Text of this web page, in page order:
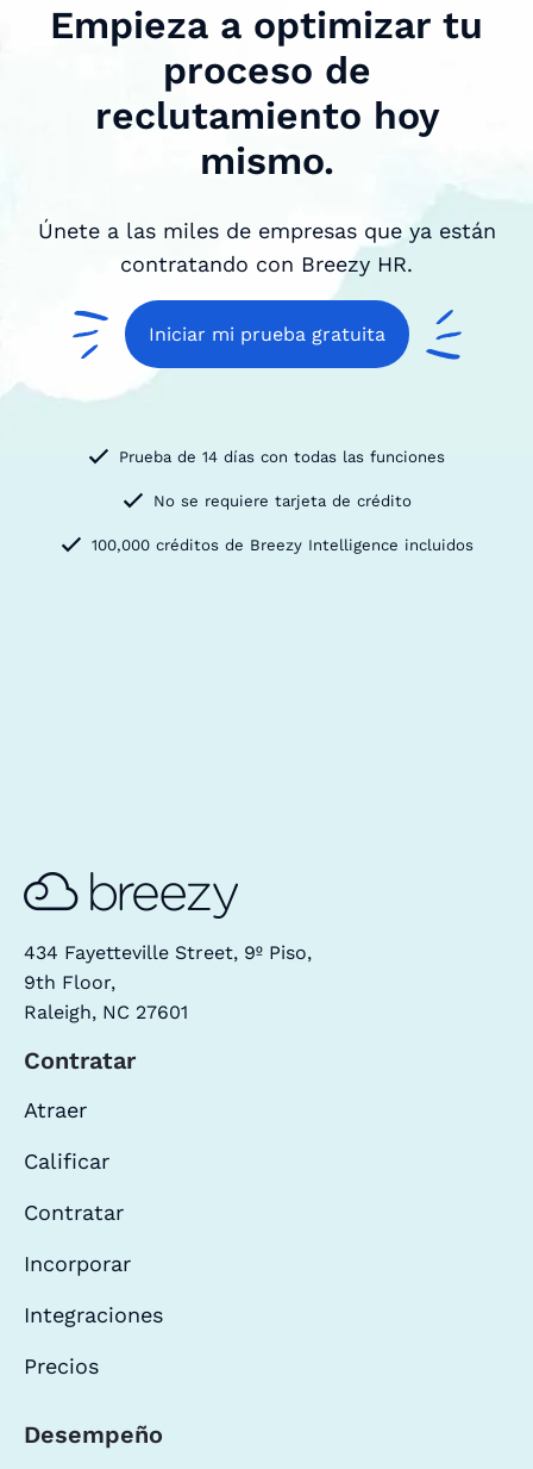
Empieza a optimizar tu
proceso de
reclutamiento hoy
mismo.
Únete a las miles de empresas que ya están
contratando con Breezy HR.
Iniciar mi prueba gratuita
Prueba de 14 días con todas las funciones
No se requiere tarjeta de crédito
100,000 créditos de Breezy Intelligence incluidos
434 Fayetteville Street, 9º Piso,
9th Floor,
Raleigh, NC 27601
Contratar
Atraer
Calificar
Contratar
Incorporar
Integraciones
Precios
Desempeño